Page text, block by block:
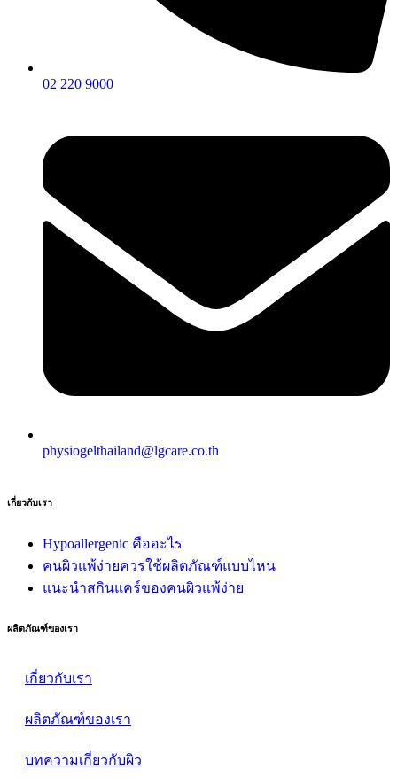
02 220 9000
physiogelthailand@lgcare.co.th
เกี่ยวกับเรา
Hypoallergenic คืออะไร
คนผิวแพ้ง่ายควรใช้ผลิตภัณฑ์แบบไหน
แนะนำสกินแคร์ของคนผิวแพ้ง่าย
ผลิตภัณฑ์ของเรา
เกี่ยวกับเรา
ผลิตภัณฑ์ของเรา
บทความเกี่ยวกับผิว